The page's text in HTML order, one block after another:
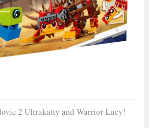
2 Ultrakatty and Warrior Lucy!